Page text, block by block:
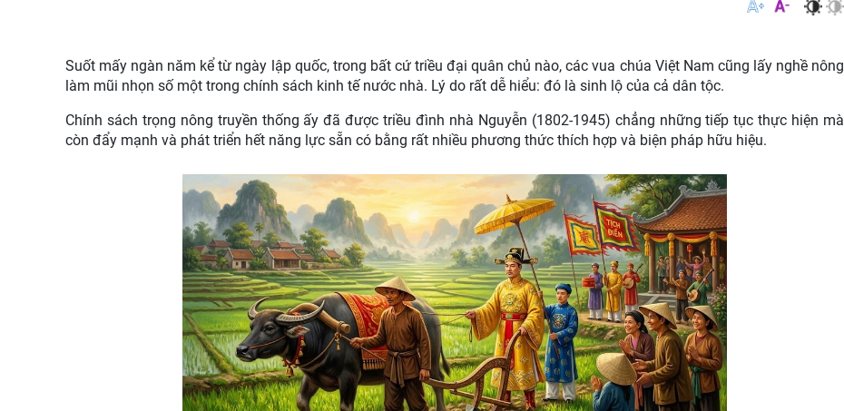
Suốt mấy ngàn năm kể từ ngày lập quốc, trong bất cứ triều đại quân chủ nào, các vua chúa Việt Nam cũng lấy nghề nông
làm mũi nhọn số một trong chính sách kinh tế nước nhà. Lý do rất dễ hiểu: đó là sinh lộ của cả dân tộc.
Chính sách trọng nông truyền thống ấy đã được triều đình nhà Nguyễn (1802-1945) chẳng những tiếp tục thực hiện mà
còn đẩy mạnh và phát triển hết năng lực sẵn có bằng rất nhiều phương thức thích hợp và biện pháp hữu hiệu.